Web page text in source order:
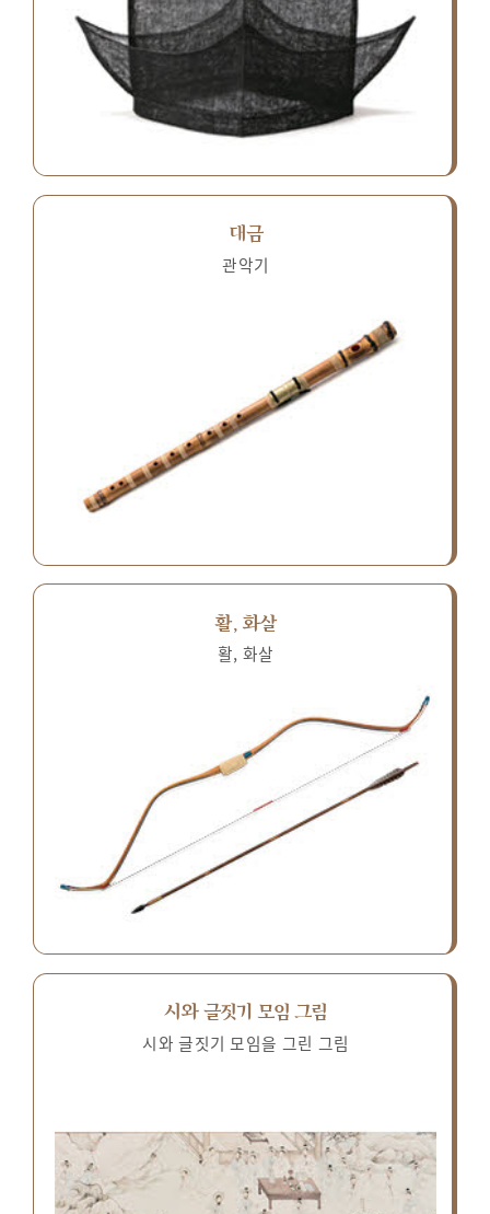
대금
관악기
활, 화살
활, 화살
시와 글짓기 모임 그림
시와 글짓기 모임을 그린 그림